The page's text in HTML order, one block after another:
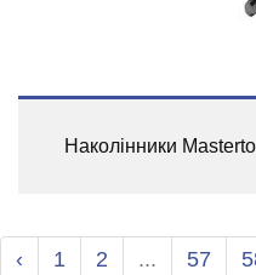
Наколінники
‹ 1 2 ... 57